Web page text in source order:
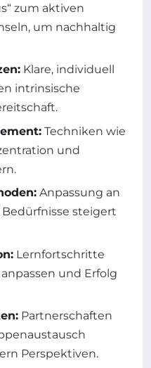
zum aktiven
um nachhaltig
Klare, individuell
intrinsische
Techniken wie
und
Anpassung an
steigert
Lernfortschritte
und Erfolg
Partnerschaften
Perspektiven.